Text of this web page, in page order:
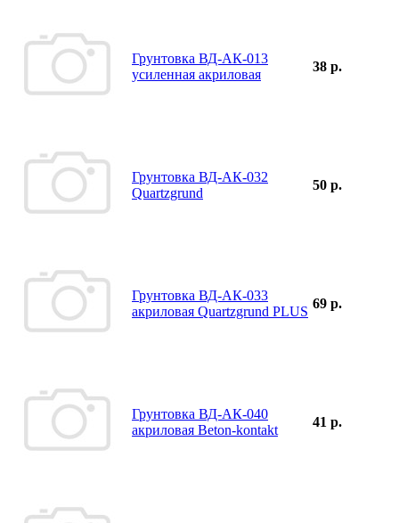
Грунтовка ВД-АК-013
усиленная акриловая
38 р.
Грунтовка ВД-АК-032
Quartzgrund
50 р.
Грунтовка ВД-АК-033
акриловая Quartzgrund PLUS
69 р.
Грунтовка ВД-АК-040
акриловая Beton-kontakt
41 р.